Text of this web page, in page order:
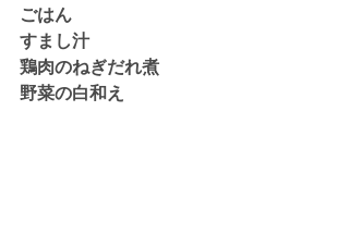
ごはん
すまし汁
鶏肉のねぎだれ煮
野菜の白和え